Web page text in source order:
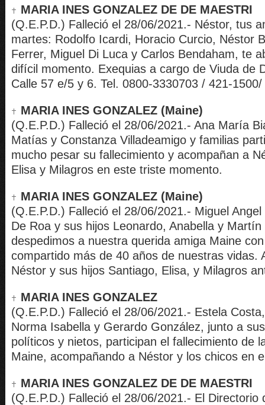
MARIA INES GONZALEZ DE DE MAESTRI
(Q.E.P.D.) Falleció el 28/06/2021.- Néstor, tus
martes: Rodolfo Icardi, Horacio Curcio, Néstor
Ferrer, Miguel Di Luca y Carlos Bendaham, te
difícil momento. Exequias a cargo de Viuda de
Calle 57 e/5 y 6. Tel. 0800-3330703 / 421-
MARIA INES GONZALEZ (Maine)
(Q.E.P.D.) Falleció el 28/06/2021.- Ana María
Matías y Constanza Villadeamigo y familias
mucho pesar su fallecimiento y acompañan a
Elisa y Milagros en este triste momento.
MARIA INES GONZALEZ (Maine)
(Q.E.P.D.) Falleció el 28/06/2021.- Miguel
De Roa y sus hijos Leonardo, Anabella y
despedimos a nuestra querida amiga Maine
compartido más de 40 años de nuestras vidas.
Néstor y sus hijos Santiago, Elisa, y Milagros
MARIA INES GONZALEZ
(Q.E.P.D.) Falleció el 28/06/2021.- Estela
Norma Isabella y Gerardo González, junto a
políticos y nietos, participan el fallecimiento de
Maine, acompañando a Néstor y los chicos en
MARIA INES GONZALEZ DE DE MAESTRI
(Q.E.P.D.) Falleció el 28/06/2021.- El Directorio